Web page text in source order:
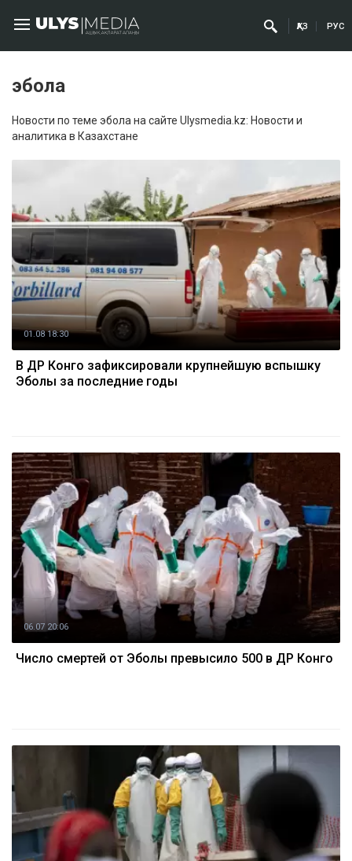
ҚАЗ РУС
эбола
Новости по теме эбола на сайте Ulysmedia.kz: Новости и
аналитика в Казахстане
01.08 18:30
В ДР Конго зафиксировали крупнейшую вспышку
Эболы за последние годы
06.07 20:06
Число смертей от Эболы превысило 500 в ДР Конго